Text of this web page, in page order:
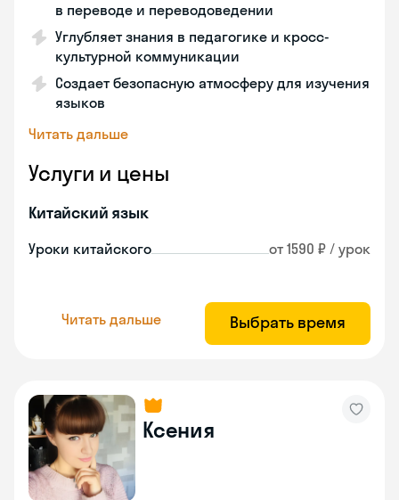
в переводе и переводоведении
Углубляет знания в педагогике и кросс-
культурной коммуникации
Создает безопасную атмосферу для изучения
языков
Читать дальше
Услуги и цены
Китайский язык
Уроки китайского от 1590 ₽ / урок
Читать дальше Выбрать время
Ксения